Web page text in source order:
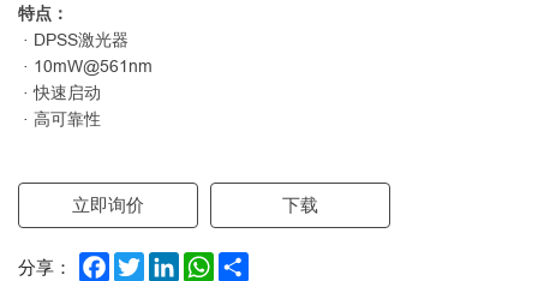
特点：
· DPSS激光器
· 10mW@561nm
· 快速启动
· 高可靠性
立即询价 下载
分享： Facebook
TwitterLinkedInWhatsApp